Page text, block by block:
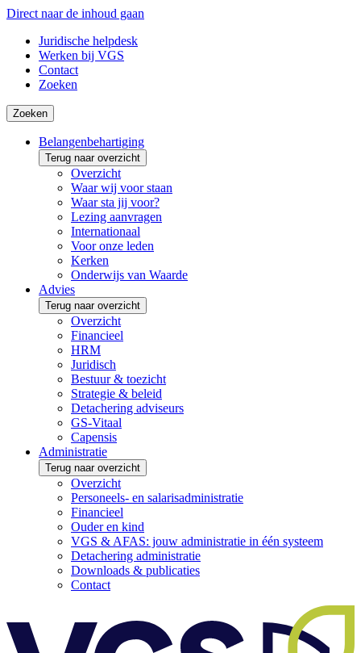
Direct naar de inhoud gaan
Juridische helpdesk
Werken bij VGS
Contact
Zoeken
Zoeken
Belangenbehartiging
Terug naar overzicht
Overzicht
Waar wij voor staan
Waar sta jij voor?
Lezing aanvragen
Internationaal
Voor onze leden
Kerken
Onderwijs van Waarde
Advies
Terug naar overzicht
Overzicht
Financieel
HRM
Juridisch
Bestuur & toezicht
Strategie & beleid
Detachering adviseurs
GS-Vitaal
Capensis
Administratie
Terug naar overzicht
Overzicht
Personeels- en salarisadministratie
Financieel
Ouder en kind
VGS & AFAS: jouw administratie in één systeem
Detachering administratie
Downloads & publicaties
Contact